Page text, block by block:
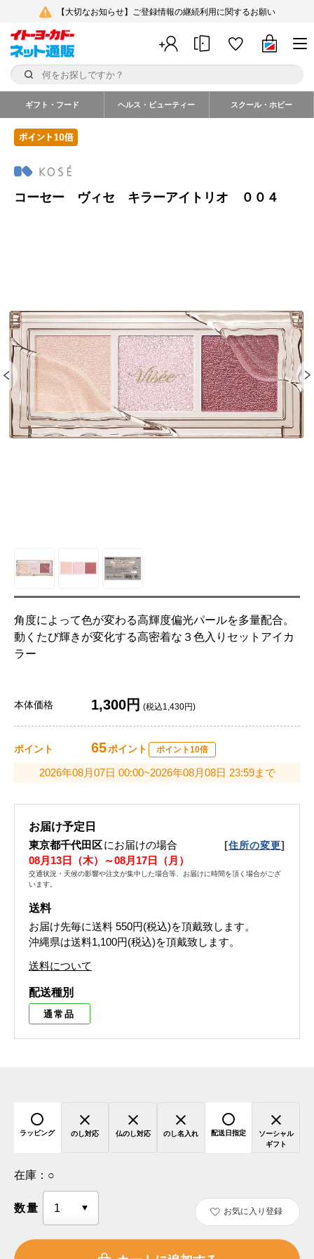
【大切なお知らせ】ご登録情報の継続利用に関するお願い
ギフト・フード ヘルス・ビューティー スクール・ホビー
コーセー ヴィセ キラーアイトリオ ００４
角度によって色が変わる高輝度偏光パールを多量配合。
動くたび輝きが変化する高密着な３色入りセットアイカ
ラー
本体価格 1,300円 (税込1,430円)
ポイント 65ポイント ポイント10倍
2026年08月07日 00:00~2026年08月08日 23:59まで
お届け予定日
東京都千代田区にお届けの場合 [住所の変更]
08月13日（木）～08月17日（月）
交通状況・天候の影響や注文が集中した場合等、お届けに時間を頂く場合がござ
います。
送料
お届け先毎に送料 550円(税込)を頂戴致します。
沖縄県は送料1,100円(税込)を頂戴致します。
送料について
配送種別
通常品
ラッピング のし対応 仏のし対応 のし名入れ 配送日指定
ソーシャル
ギフト
在庫： ○
数量 お気に入り登録